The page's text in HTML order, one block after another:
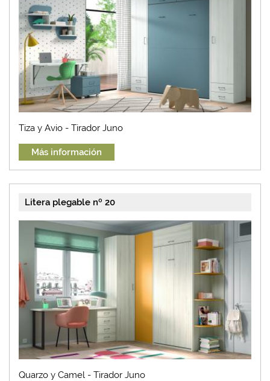
Tiza y Avio - Tirador Juno
Más información
Litera plegable nº 20
Quarzo y Camel - Tirador Juno